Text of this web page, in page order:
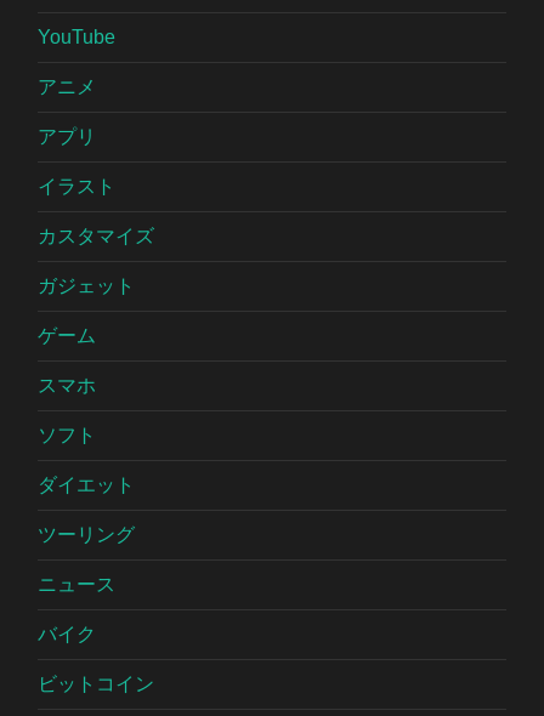
YouTube
アニメ
アプリ
イラスト
カスタマイズ
ガジェット
ゲーム
スマホ
ソフト
ダイエット
ツーリング
ニュース
バイク
ビットコイン